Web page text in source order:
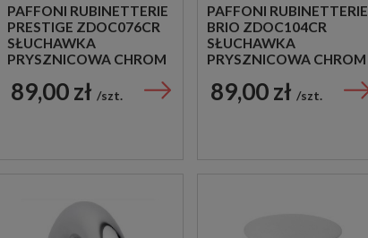
PAFFONI RUBINETTERIE
PRESTIGE ZDOC076CR
SŁUCHAWKA
PRYSZNICOWA CHROM
89,00 zł szt.
PAFFONI RUBINETTERIE
BRIO ZDOC104CR
SŁUCHAWKA
PRYSZNICOWA CHROM
89,00 zł szt.